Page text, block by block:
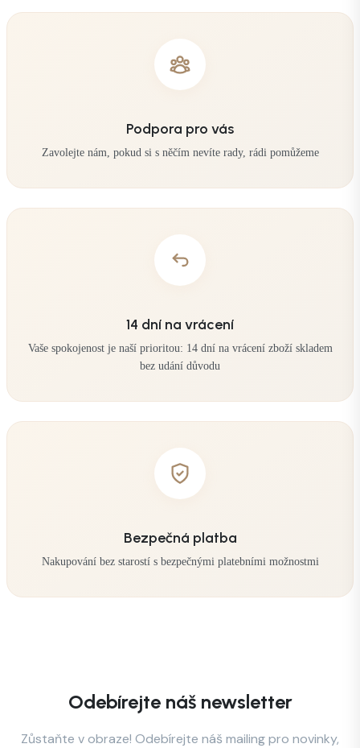
Podpora pro vás
Zavolejte nám, pokud si s něčím nevíte rady, rádi pomůžeme
14 dní na vrácení
Vaše spokojenost je naší prioritou: 14 dní na vrácení zboží skladem
bez udání důvodu
Bezpečná platba
Nakupování bez starostí s bezpečnými platebními možnostmi
Odebírejte náš newsletter
Zůstaňte v obraze! Odebírejte náš mailing pro novinky,